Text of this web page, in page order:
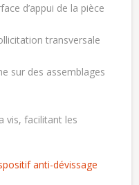
d’appui de la pièce
transversale
sur des assemblages
vis, facilitant les
anti-dévissage